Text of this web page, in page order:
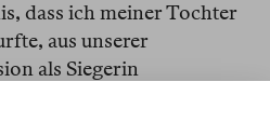
dass ich meiner Tochter
aus unserer
als Siegerin